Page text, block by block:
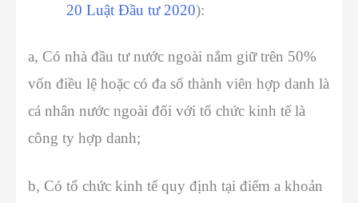
20 Luật Đầu tư 2020):
a, Có nhà đầu tư nước ngoài nắm giữ trên 50%
vốn điều lệ hoặc có đa số thành viên hợp danh là
cá nhân nước ngoài đối với tổ chức kinh tế là
công ty hợp danh;
b, Có tổ chức kinh tế quy định tại điểm a khoản